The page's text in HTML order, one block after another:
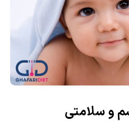
و سلامتی